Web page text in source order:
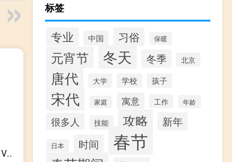
AI Suite3(华硕智能管家) V3.00.54 官方版（AI Suite3(华硕智能管家) V3.00.54 官方版功能简介）
标签
专业 中国 习俗 保暖
元宵节 冬天 冬季 北京
唐代 大学 学校 孩子
宋代 家庭 寓意 工作 年龄
很多人 技能 攻略 新年
日本 时间 春节